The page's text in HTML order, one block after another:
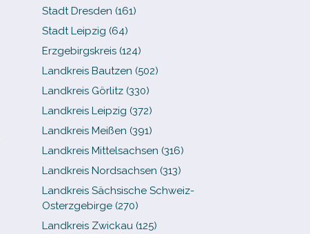
Stadt Dresden (161)
Stadt Leipzig (64)
Erzgebirgskreis (124)
Landkreis Bautzen (502)
Landkreis Görlitz (330)
Landkreis Leipzig (372)
Landkreis Meißen (391)
Landkreis Mittelsachsen (316)
Landkreis Nordsachsen (313)
Landkreis Sächsische Schweiz-​
Osterzgebirge (270)
Landkreis Zwickau (125)